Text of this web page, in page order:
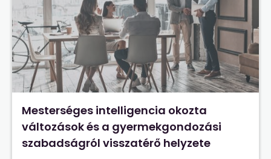
Mesterséges intelligencia okozta
változások és a gyermekgondozási
szabadságról visszatérő helyzete